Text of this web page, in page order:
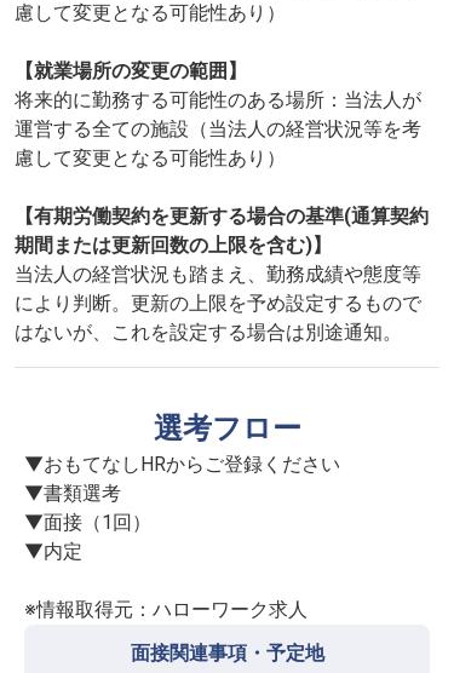
慮して変更となる可能性あり）
【就業場所の変更の範囲】
将来的に勤務する可能性のある場所：当法人が
運営する全ての施設（当法人の経営状況等を考
慮して変更となる可能性あり）
【有期労働契約を更新する場合の基準(通算契約
期間または更新回数の上限を含む)】
当法人の経営状況も踏まえ、勤務成績や態度等
により判断。更新の上限を予め設定するもので
はないが、これを設定する場合は別途通知。
選考フロー
▼おもてなしHRからご登録ください
▼書類選考
▼面接（1回）
▼内定
※情報取得元：ハローワーク求人
面接関連事項・予定地